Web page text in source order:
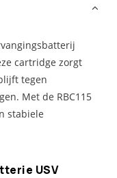
cartridge zorgt
tegen
Met de RBC115
stabiele
USV